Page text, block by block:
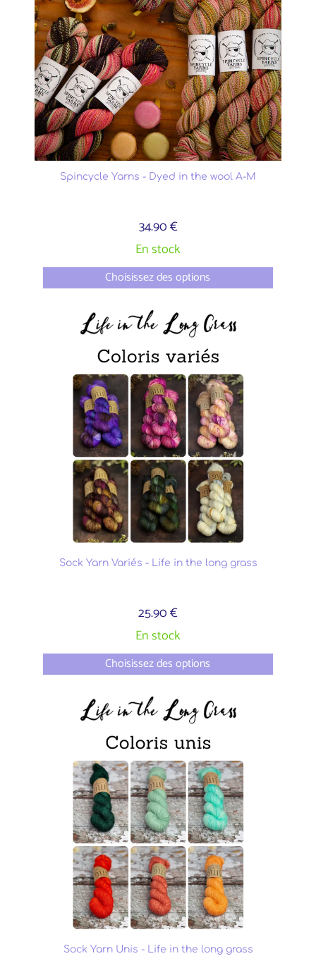
Spincycle Yarns - Dyed in the wool A-M
34.90 €
En stock
Choisissez des options
Sock Yarn Variés - Life in the long grass
25.90 €
En stock
Choisissez des options
Sock Yarn Unis - Life in the long grass